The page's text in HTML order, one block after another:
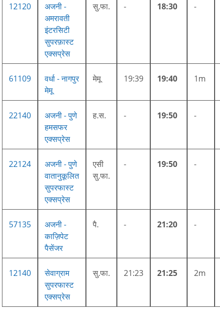
12120
अजनी -
अमरावती
इंटरसिटी
सुपरफ़ास्ट
एक्सप्रेस
सु.फा. - 18:30 -
61109
वर्धा - नागपुर
मेमू
मेमू 19:39 19:40 1m
22140
अजनी - पुणे
हमसफर
एक्सप्रेस
ह.स. - 19:50 -
22124
अजनी - पुणे
वातानुकूलित
सुपरफास्ट
एक्सप्रेस
एसी
सु.फा.
- 19:50 -
57135
अजनी -
काज़िपेट
पैसेंजर
पै. - 21:20 -
12140
सेवाग्राम
सुपरफास्ट
एक्सप्रेस
सु.फा. 21:23 21:25 2m